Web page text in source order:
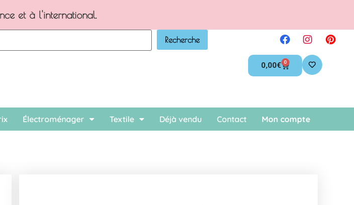
et à l'international.
Recherche
0,00€ 0
Électroménager Textile Déjà vendu Contact Mon compte